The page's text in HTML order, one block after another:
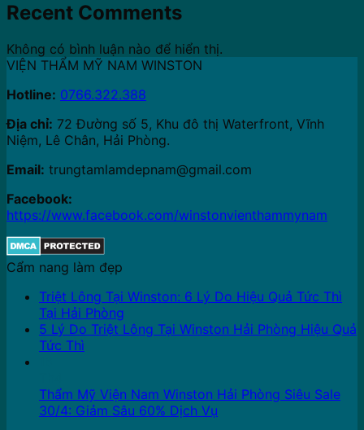
Recent Comments
Không có bình luận nào để hiển thị.
VIỆN THẨM MỸ NAM WINSTON
Hotline: 0766.322.388
Địa chỉ: 72 Đường số 5, Khu đô thị Waterfront, Vĩnh
Niệm, Lê Chân, Hải Phòng.
Email: trungtamlamdepnam@gmail.com
Facebook:
https://www.facebook.com/winstonvienthammynam
Cẩm nang làm đẹp
Triệt Lông Tại Winston: 6 Lý Do Hiệu Quả Tức Thì
Tại Hải Phòng
5 Lý Do Triệt Lông Tại Winston Hải Phòng Hiệu Quả
Tức Thì
Thẩm Mỹ Viện Nam Winston Hải Phòng Siêu Sale
30/4: Giảm Sâu 60% Dịch Vụ